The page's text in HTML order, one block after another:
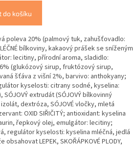
do košíku
poleva 20% (palmový tuk, zahušťovadlo:
bílkoviny, kakaový prášek se sníženým
lecitiny, přírodní aroma, sladidlo:
(glukózový sirup, fruktózový sirup,
šťáva z višní 2%, barvivo: anthokyany;
kyselosti: citrany sodné, kyselina:
extrudát (SÓJOVÝ bílkovinný
dextróza, SÓJOVÉ vločky, mletá
OXID SIŘIČITÝ; antioxidant: kyselina
řepkový olej, emulgátor: lecitiny;
regulátor kyselosti: kyselina mléčná, jedlá
LEPEK, SKOŘÁPKOVÉ PLODY,